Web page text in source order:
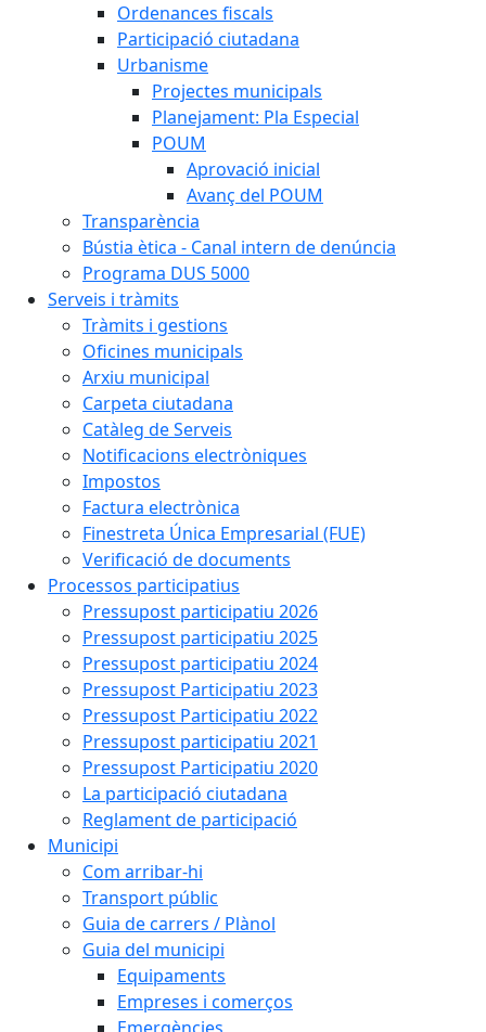
Ordenances fiscals
Participació ciutadana
Urbanisme
Projectes municipals
Planejament: Pla Especial
POUM
Aprovació inicial
Avanç del POUM
Transparència
Bústia ètica - Canal intern de denúncia
Programa DUS 5000
Serveis i tràmits
Tràmits i gestions
Oficines municipals
Arxiu municipal
Carpeta ciutadana
Catàleg de Serveis
Notificacions electròniques
Impostos
Factura electrònica
Finestreta Única Empresarial (FUE)
Verificació de documents
Processos participatius
Pressupost participatiu 2026
Pressupost participatiu 2025
Pressupost participatiu 2024
Pressupost Participatiu 2023
Pressupost Participatiu 2022
Pressupost participatiu 2021
Pressupost Participatiu 2020
La participació ciutadana
Reglament de participació
Municipi
Com arribar-hi
Transport públic
Guia de carrers / Plànol
Guia del municipi
Equipaments
Empreses i comerços